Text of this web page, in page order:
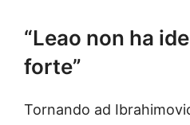
“Leao non ha
forte”
Tornando ad